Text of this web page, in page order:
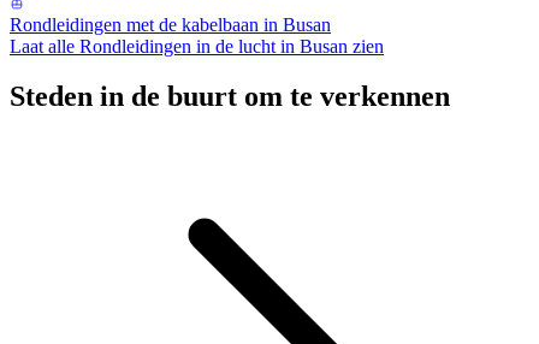
Rondleidingen met de kabelbaan in Busan
Laat alle Rondleidingen in de lucht in Busan zien
Steden in de buurt om te verkennen